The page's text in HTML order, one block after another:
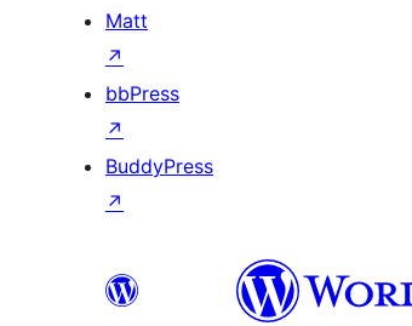
Matt
↗
bbPress
↗
BuddyPress
↗